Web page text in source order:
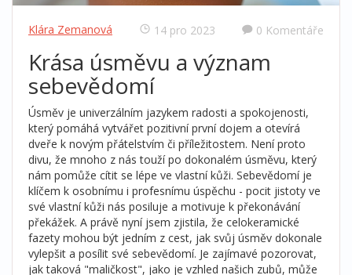
Klára Zemanová 14 pro 2023 0 Komentáře
Krása úsměvu a význam
sebevědomí
Úsměv je univerzálním jazykem radosti a spokojenosti,
který pomáhá vytvářet pozitivní první dojem a otevírá
dveře k novým přátelstvím či příležitostem. Není proto
divu, že mnoho z nás touží po dokonalém úsměvu, který
nám pomůže cítit se lépe ve vlastní kůži. Sebevědomí je
klíčem k osobnímu i profesnímu úspěchu - pocit jistoty ve
své vlastní kůži nás posiluje a motivuje k překonávání
překážek. A právě nyní jsem zjistila, že celokeramické
fazety mohou být jedním z cest, jak svůj úsměv dokonale
vylepšit a posílit své sebevědomí. Je zajímavé pozorovat,
jak taková "maličkost", jako je vzhled našich zubů, může